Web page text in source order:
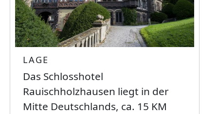
LAGE
Das Schlosshotel
Rauischholzhausen liegt in der
Mitte Deutschlands, ca. 15 KM